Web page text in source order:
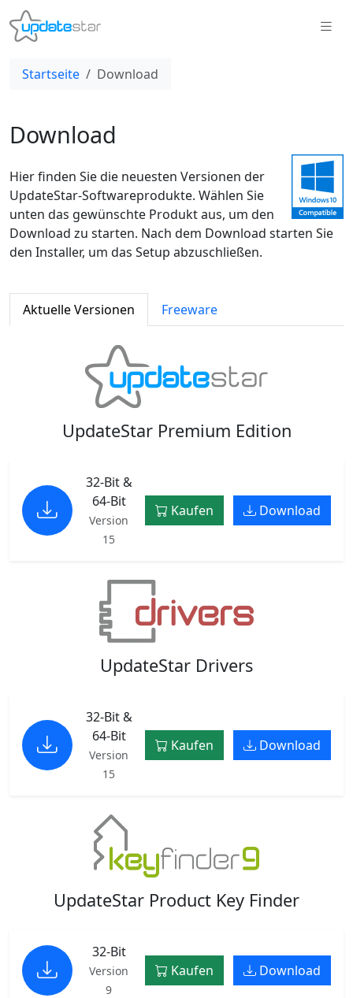
Startseite Download
Download
Hier finden Sie die neuesten Versionen der
UpdateStar-Softwareprodukte. Wählen Sie
unten das gewünschte Produkt aus, um den
Download zu starten. Nach dem Download starten Sie
den Installer, um das Setup abzuschließen.
Aktuelle Versionen Freeware
UpdateStar Premium Edition
32-Bit &
64-Bit
Version
15
Kaufen Download
UpdateStar Drivers
32-Bit &
64-Bit
Version
15
Kaufen Download
UpdateStar Product Key Finder
32-Bit
Version
9
Kaufen Download